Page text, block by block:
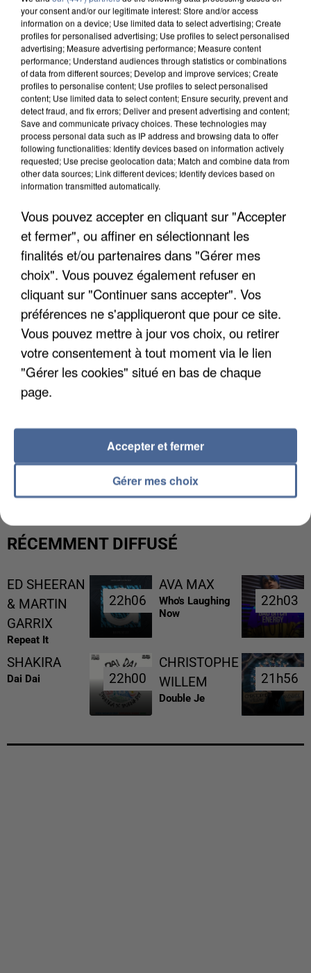
UN SECOND CADRE DE LA DZ MAFIA
UNE TOURISTE DE L’OISE EMPORTÉE PAR UNE
COULÉE DE BOUE EN HAUTE-SAVOIE
RÉCEMMENT DIFFUSÉ
ED SHEERAN
& MARTIN
GARRIX
Repeat It
22h06
22h06
AVA MAX
Who's Laughing
Now
22h03
22h03
SHAKIRA
Dai Dai 22h00
22h00
CHRISTOPHE
WILLEM
Double Je
21h56
21h56
your consent and/or our legitimate interest: Store and/or access
information on a device; Use limited data to select advertising; Create
profiles for personalised advertising; Use profiles to select personalised
advertising; Measure advertising performance; Measure content
performance; Understand audiences through statistics or combinations
of data from different sources; Develop and improve services; Create
profiles to personalise content; Use profiles to select personalised
content; Use limited data to select content; Ensure security, prevent and
detect fraud, and fix errors; Deliver and present advertising and content;
Save and communicate privacy choices. These technologies may
process personal data such as IP address and browsing data to offer
following functionalities: Identify devices based on information actively
requested; Use precise geolocation data; Match and combine data from
other data sources; Link different devices; Identify devices based on
information transmitted automatically.
Vous pouvez accepter en cliquant sur "Accepter
et fermer", ou affiner en sélectionnant les
finalités et/ou partenaires dans "Gérer mes
choix". Vous pouvez également refuser en
cliquant sur "Continuer sans accepter". Vos
préférences ne s'appliqueront que pour ce site.
Vous pouvez mettre à jour vos choix, ou retirer
votre consentement à tout moment via le lien
"Gérer les cookies" situé en bas de chaque
page.
Gérer mes choix
Accepter et fermer